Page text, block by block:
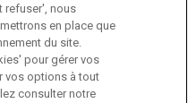
refuser', nous
en place que
du site.
pour gérer vos
vos options à tout
consulter notre